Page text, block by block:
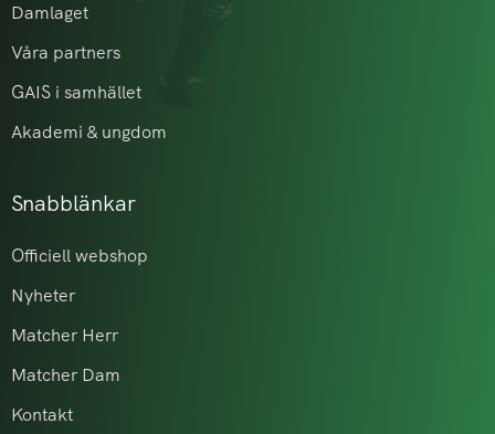
Damlaget
Våra partners
GAIS i samhället
Akademi & ungdom
Snabblänkar
Officiell webshop
Nyheter
Matcher Herr
Matcher Dam
Kontakt